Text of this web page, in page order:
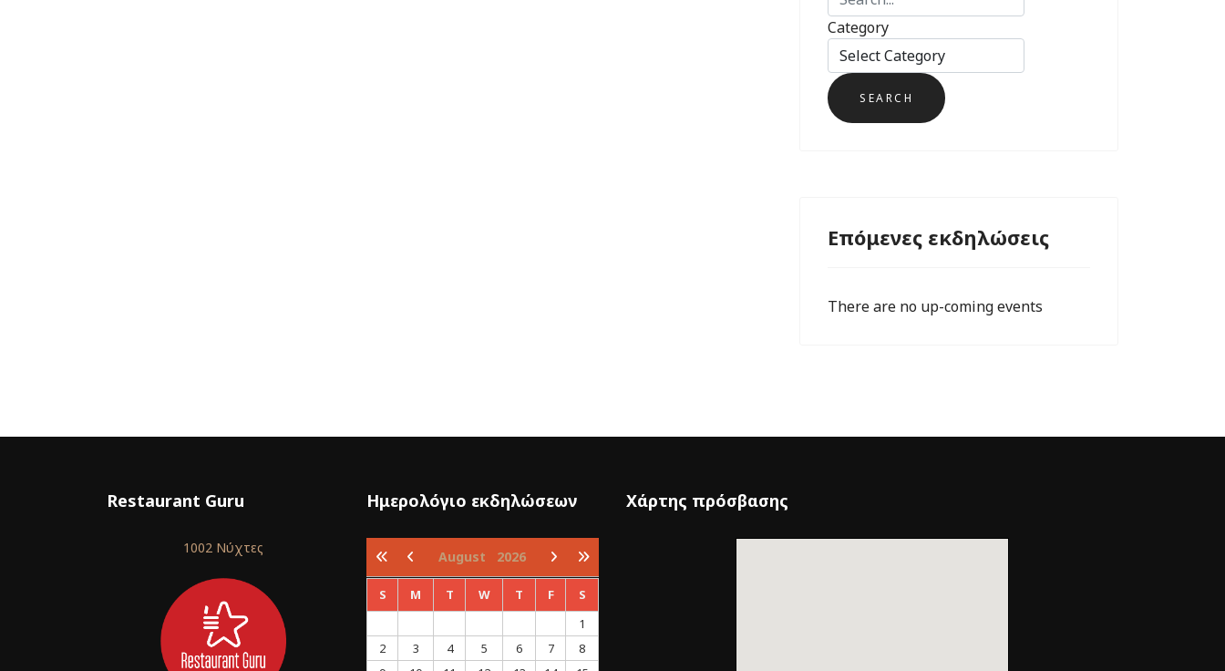
Category
Επόμενες εκδηλώσεις
There are no up-coming events
Restaurant Guru
1002 Νύχτες
Ημερολόγιο εκδηλώσεων
August 2026
S M T W T F
S
1
2
3 4 5 6 7
8
Χάρτης πρόσβασης